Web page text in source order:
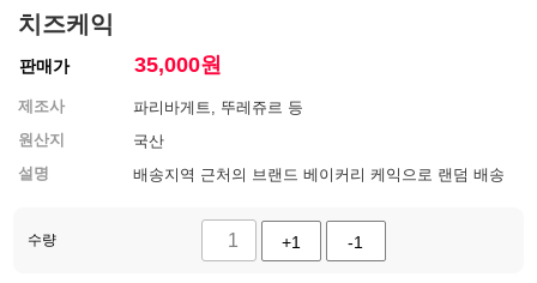
치즈케익
판매가 35,000원
제조사
파리바게트, 뚜레쥬르 등
원산지
국산
설명
배송지역 근처의 브랜드 베이커리 케익으로 랜덤 배송
수량 +1 -1